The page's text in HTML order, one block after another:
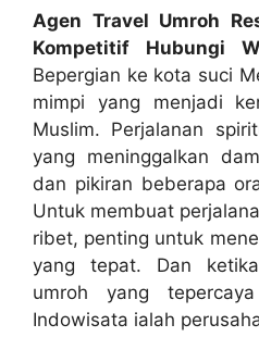
Agen Travel Umroh
Kompetitif Hubungi
Bepergian ke kota suci
mimpi yang menjadi
Muslim. Perjalanan
yang meninggalkan
dan pikiran beberapa
Untuk membuat
ribet, penting untuk
yang tepat. Dan
umroh yang
Indowisata ialah